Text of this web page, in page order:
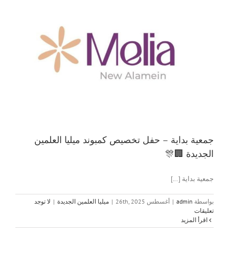
جمعية بداية – حفل تخصيص كمبوند ميليا العلمين
الجديدة 🏢🎊
جمعية بداية [...]
بواسطة admin
| أغسطس 26th, 2025 | ميليا العلمين الجديدة | لا توجد
تعليقات